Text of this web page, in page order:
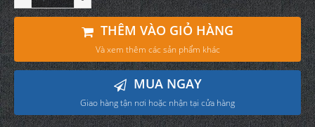
THÊM VÀO GIỎ HÀNG
Và xem thêm các sản phẩm khác
MUA NGAY
Giao hàng tận nơi hoặc nhận tại cửa hàng